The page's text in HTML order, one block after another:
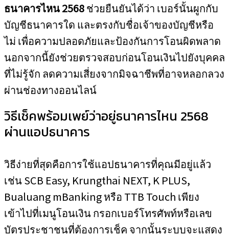
ธนาคารไหน 2568ช่วยยืนยันได้ว่า เบอร์นั้นผูกกับ
บัญชีธนาคารใด และตรงกับชื่อเจ้าของบัญชีหรือ
ไม่ เพื่อความปลอดภัยและป้องกันการโอนผิดพลาด
นอกจากนี้ยังช่วยตรวจสอบก่อนโอนเงินไปยังบุคคล
ที่ไม่รู้จัก ลดความเสี่ยงจากมิจฉาชีพที่อาจหลอกลวง
ผ่านช่องทางออนไลน์
วิธีเช็คพร้อมเพย์ว่าอยู่ธนาคารไหน 2568
ผ่านแอปธนาคาร
วิธีง่ายที่สุดคือการใช้แอปธนาคารที่คุณมีอยู่แล้ว
เช่น SCB Easy, Krungthai NEXT, K PLUS,
Bualuang mBanking หรือ TTB Touch เพียง
เข้าไปที่เมนูโอนเงิน กรอกเบอร์โทรศัพท์หรือเลข
บัตรประชาชนที่ต้องการเช็ค จากนั้นระบบจะแสดง